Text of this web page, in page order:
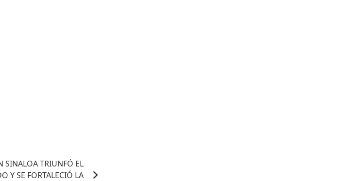
SINALOA TRIUNFÓ EL
Y SE FORTALECIÓ LA